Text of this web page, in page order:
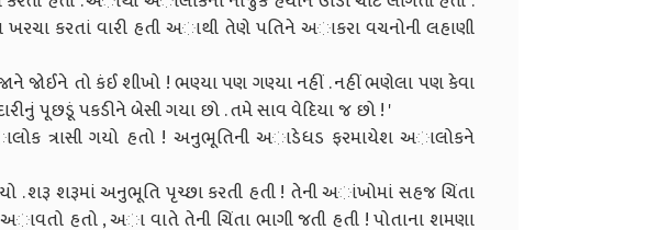
કરતાં વારી હતી અાથી તેણે પતિને અાકરા વચનોની લહાણી
જોઈને તો કંઈ શીખો ! ભણ્યા પણ ગણ્યા નહીં . નહીં ભણેલા પણ કેવા
પૂછડૂં પકડીને બેસી ગયા છો . તમે સાવ વેદિયા જ છો ! '
ત્રાસી ગયો હતો ! અનુભૂતિની અાડેધડ ફરમાયેશ અાલોકને
. શરૂ શરૂમાં અનુભૂતિ પૃચ્છા કરતી હતી ! તેની અાંખોમાં સહજ ચિંતા
અાવતો હતો , અા વાતે તેની ચિંતા ભાગી જતી હતી ! પોતાના શમણા